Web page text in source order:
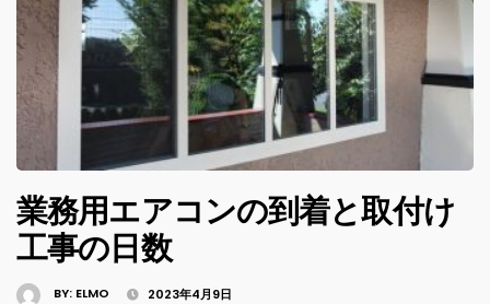
業務用エアコンの到着と取付け
工事の日数
BY: ELMO 2023年4月9日